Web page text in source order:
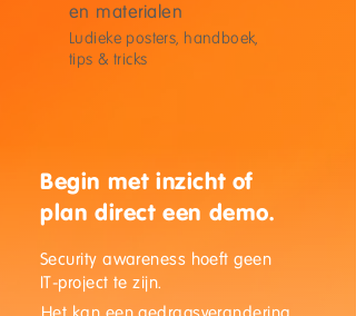
en materialen
Ludieke posters, handboek,
tips & tricks
Begin met inzicht of
plan direct een demo.
Security awareness hoeft geen
IT-project te zijn.
Het kan een gedragsverandering